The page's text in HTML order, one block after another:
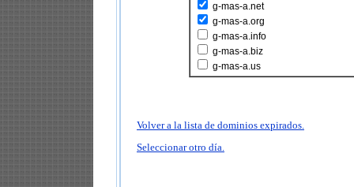
g-mas-a.net
g-mas-a.org
g-mas-a.info
g-mas-a.biz
g-mas-a.us
Volver a la lista de dominios expirados.
Seleccionar otro día.